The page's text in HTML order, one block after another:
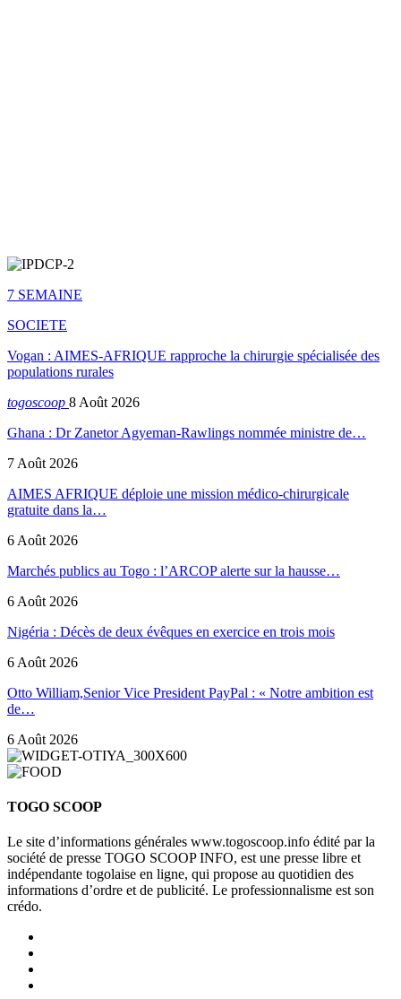
7 SEMAINE
SOCIETE
Vogan : AIMES-AFRIQUE rapproche la chirurgie spécialisée des
populations rurales
togoscoop 8 Août 2026
Ghana : Dr Zanetor Agyeman-Rawlings nommée ministre de…
7 Août 2026
AIMES AFRIQUE déploie une mission médico-chirurgicale
gratuite dans la…
6 Août 2026
Marchés publics au Togo : l’ARCOP alerte sur la hausse…
6 Août 2026
Nigéria : Décès de deux évêques en exercice en trois mois
6 Août 2026
Otto William,Senior Vice President PayPal : « Notre ambition est
de…
6 Août 2026
TOGO SCOOP
Le site d’informations générales www.togoscoop.info édité par la
société de presse TOGO SCOOP INFO, est une presse libre et
indépendante togolaise en ligne, qui propose au quotidien des
informations d’ordre et de publicité. Le professionnalisme est son
crédo.